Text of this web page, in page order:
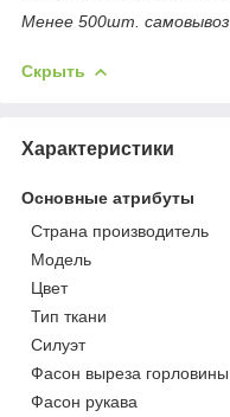
Менее 500шт. самовывоз.
Скрыть
Характеристики
Основные атрибуты
Страна производитель
Мoдель
Цвет
Тип ткани
Силуэт
Фасон выреза горловины
Фасон рукава